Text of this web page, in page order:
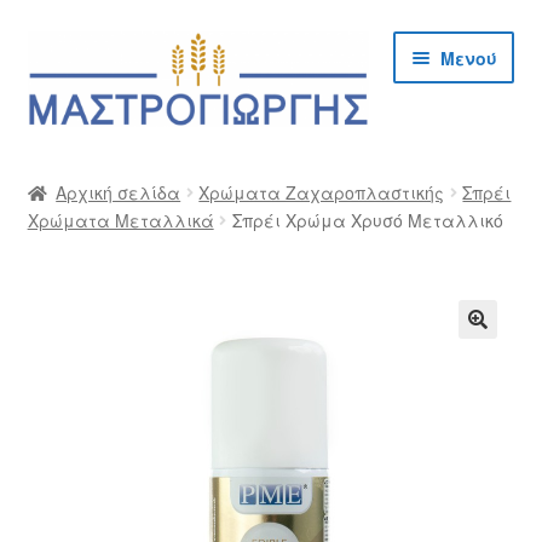
μετάβαση
στην
σε
περιεχόμενο
Μενού
Cargo Kalymnos – Cargo Κάλυμνος
Δημιουργία Λογαριασμού Χονδρικής
Αρχική σελίδα Χρώματα Ζαχαροπλαστικής
Σπρέι
Χρώματα Μεταλλικά
Σπρέι Χρώμα Χρυσό Μεταλλικό